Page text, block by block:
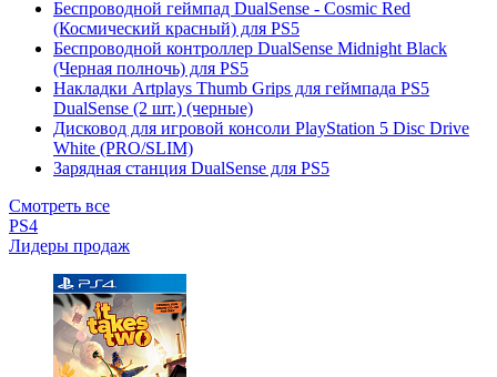
Беспроводной геймпад DualSense - Cosmic Red
(Космический красный) для PS5
Беспроводной контроллер DualSense Midnight Black
(Черная полночь) для PS5
Накладки Artplays Thumb Grips для геймпада PS5
DualSense (2 шт.) (черные)
Дисковод для игровой консоли PlayStation 5 Disc Drive
White (PRO/SLIM)
Зарядная станция DualSense для PS5
Смотреть все
PS4
Лидеры продаж